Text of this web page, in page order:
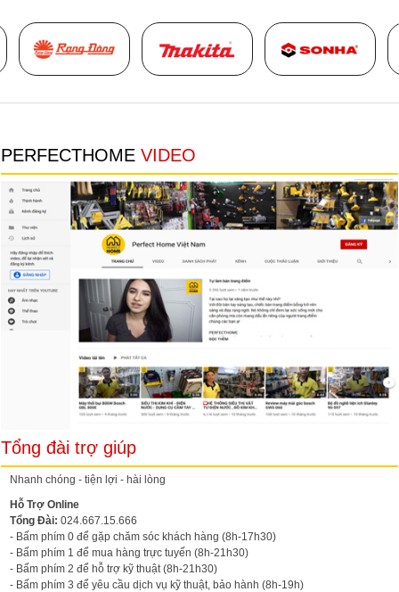
PERFECTHOME VIDEO
Tổng đài trợ giúp
Nhanh chóng - tiện lợi - hài lòng
Hỗ Trợ Online
Tổng Đài: 024.667.15.666
- Bấm phím 0 để gặp chăm sóc khách hàng (8h-17h30)
- Bấm phím 1 để mua hàng trực tuyến (8h-21h30)
- Bấm phím 2 để hỗ trợ kỹ thuật (8h-21h30)
- Bấm phím 3 để yêu cầu dịch vụ kỹ thuật, bảo hành (8h-19h)